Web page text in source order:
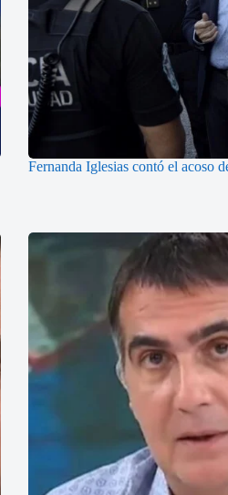
Fernanda Iglesias contó el acoso